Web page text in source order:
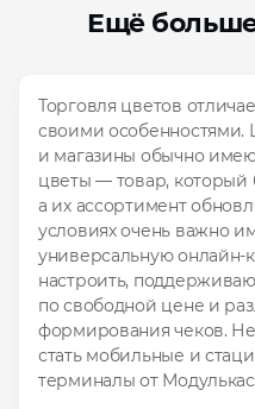
Ещё
Торговля цветов
своими особенностями.
и магазины обычно
цветы — товар, который
а их ассортимент
условиях очень важно
универсальную
настроить,
по свободной цене и
формирования чеков.
стать мобильные и
терминалы от